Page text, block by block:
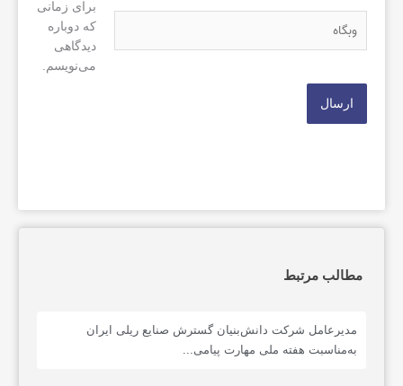
مطالب مرتبط
مدیرعامل شرکت دانش‌بنیان گسترش صنایع ریلی ایران
به‌مناسبت هفته ملی مهارت پیامی...
برای زمانی
که دوباره
دیدگاهی
می‌نویسم.